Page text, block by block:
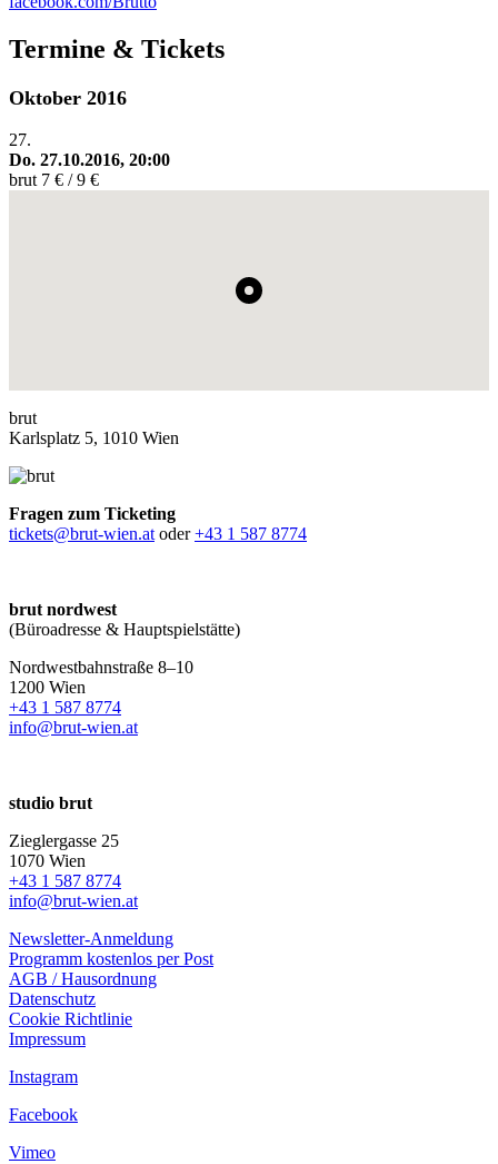
Termine & Tickets
Oktober 2016
27.
Do. 27.10.2016, 20:00
brut 7 € / 9 €
brut
Karlsplatz 5, 1010 Wien
Fragen zum Ticketing
tickets@brut-wien.at oder+43 1 587 8774
brut nordwest
(Büroadresse & Hauptspielstätte)
Nordwestbahnstraße 8–10
1200 Wien
+43 1 587 8774
info@brut-wien.at
studio brut
Zieglergasse 25
1070 Wien
+43 1 587 8774
info@brut-wien.at
Newsletter-Anmeldung
Programm kostenlos per Post
AGB / Hausordnung
Datenschutz
Cookie Richtlinie
Impressum
Instagram
Facebook
Vimeo